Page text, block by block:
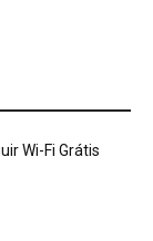
Wi-Fi Grátis